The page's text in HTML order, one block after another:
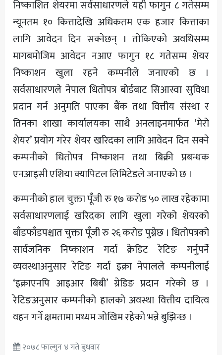
निष्काशित शेयरमा सर्वसाधारणले यही फागुन ८ गतेसम्म
न्यूनतम १० कित्तादेखि अधिकतम एक हजार कित्ताका
लागि आवेदन दिन सक्नेछन् । तोकिएको अवधिसम्म
मागबमोजिम आवेदन नआए फागुन १८ गतेसम्म शेयर
निष्काशन खुला रहने कम्पनीले जनाएको छ ।
सर्वसाधारणले नेपाल धितोपत्र बोर्डबाट सिआस्वा सुविधा
प्रदान गर्न अनुमति पाएका बैंक तथा वित्तीय संस्था र
तिनका शाखा कार्यालयका साथै अनलाइनमार्फत ‘मेरो
शेयर’ प्रयोग गरेर शेयर खरिदका लागि आवेदन दिन सक्ने
कम्पनीको धितोपत्र निष्काशन तथा बिक्री प्रबन्धक
एनआइसी एशिया क्यापिटल लिमिटेडले जनाएको छ ।
कम्पनीको हाल चुक्ता पूँजी रु १७ करोड ५० लाख रहेकामा
सर्वसाधारणलाई खरिदका लागि खुला गरेको शेयरको
बाँडफाँडपश्चात चुक्ता पूँजी रु २६ करोड पुग्नेछ । धितोपत्रको
सार्वजनिक निष्काशन गर्दा क्रेडिट रेटिङ गर्नुपर्ने
व्यवस्थाअनुसार रेटिङ गर्दा इक्रा नेपालले कम्पनीलाई
‘इक्राएनपि आइआर बिबी’ ग्रेडिङ प्रदान गरेको छ ।
रेटिङअनुसार कम्पनीको हालको अवस्था वित्तीय दायित्व
वहन गर्ने क्षमतामा मध्यम जोखिम रहेको भन्ने बुझिन्छ ।
२०७८ फाल्गुन ४ गते बुधवार